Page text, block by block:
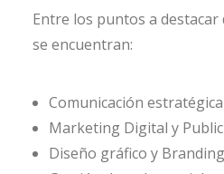
Entre los puntos a destacar
se encuentran:
Comunicación estratégica
Marketing Digital y
Diseño gráfico y Branding